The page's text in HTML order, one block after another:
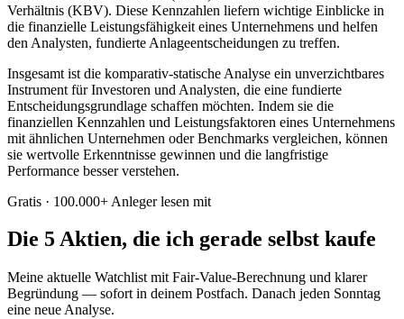
Verhältnis (KBV). Diese Kennzahlen liefern wichtige Einblicke in
die finanzielle Leistungsfähigkeit eines Unternehmens und helfen
den Analysten, fundierte Anlageentscheidungen zu treffen.
Insgesamt ist die komparativ-statische Analyse ein unverzichtbares
Instrument für Investoren und Analysten, die eine fundierte
Entscheidungsgrundlage schaffen möchten. Indem sie die
finanziellen Kennzahlen und Leistungsfaktoren eines Unternehmens
mit ähnlichen Unternehmen oder Benchmarks vergleichen, können
sie wertvolle Erkenntnisse gewinnen und die langfristige
Performance besser verstehen.
Gratis · 100.000+ Anleger lesen mit
Die 5 Aktien, die ich gerade selbst kaufe
Meine aktuelle Watchlist mit Fair-Value-Berechnung und klarer
Begründung — sofort in deinem Postfach. Danach jeden Sonntag
eine neue Analyse.